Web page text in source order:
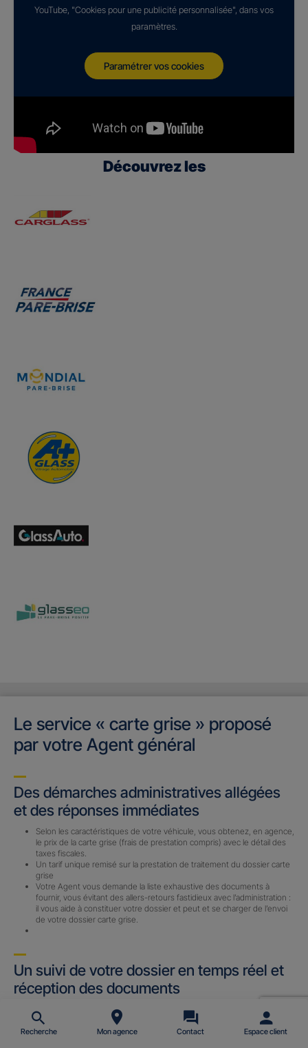
YouTube, "Cookies pour une publicité personnalisée", dans vos
paramètres.
Paramétrer vos cookies
Découvrez les
Le service « carte grise » proposé
par votre Agent général
Des démarches administratives allégées
et des réponses immédiates
Selon les caractéristiques de votre véhicule, vous obtenez, en agence,
le prix de la carte grise (frais de prestation compris) avec le détail des
taxes fiscales.
Un tarif unique remisé sur la prestation de traitement du dossier carte
grise
Votre Agent vous demande la liste exhaustive des documents à
fournir, vous évitant des allers-retours fastidieux avec l’administration :
il vous aide à constituer votre dossier et peut et se charger de l’envoi
de votre dossier carte grise.
Un suivi de votre dossier en temps réel et
réception des documents
Un Certificat Provisoire d’immatriculation (CPI) ou un Accusé
d’Enregistrement de Changement de Titulaire (AECT) vous est
envoyé par email (sous 24 h) avec le n° d’immatriculation définitif une
Recherche Mon agence Contact Espace client